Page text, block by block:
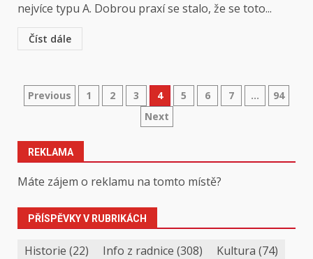
nejvíce typu A. Dobrou praxí se stalo, že se toto...
Číst dále
Stránkování
Previous 1 2 3 4 5 6 7 …
94
Next
REKLAMA
Máte zájem o reklamu na tomto místě?
PŘÍSPĚVKY V RUBRIKÁCH
Historie (22) Info z radnice (308) Kultura (74)